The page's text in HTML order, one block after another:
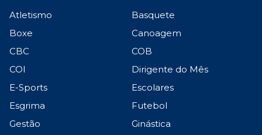
Atletismo
Basquete
Boxe
Canoagem
CBC
COB
COI
Dirigente do Mês
E-Sports
Escolares
Esgrima
Futebol
Gestão
Ginástica